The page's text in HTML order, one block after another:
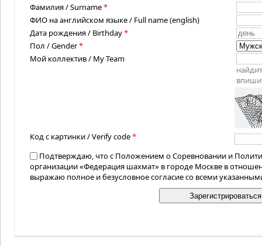
Фамилия / Surname*
ФИО на английском языке / Full name (english)
Дата рождения / Birthday*
Пол / Gender*
Мой коллектив / My Team
Код с картинки / Verify code*
Подтверждаю, что с Положением о Соревновании и
организации «Федерация шахмат» в городе Москве в
выражаю полное и безусловное согласие со всеми